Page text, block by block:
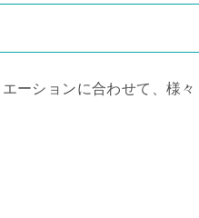
ーションに合わせて、様々